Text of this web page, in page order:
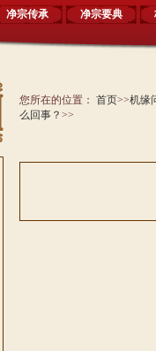
净宗传承 净宗要典
您所在的位置： 首页>>机缘
么回事？ >>